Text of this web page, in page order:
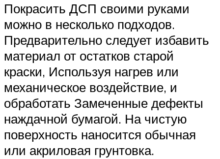
Покрасить ДСП своими руками
можно в несколько подходов.
Предварительно следует избавить
материал от остатков старой
краски, Используя нагрев или
механическое воздействие, и
обработать Замеченные дефекты
наждачной бумагой. На чистую
поверхность наносится обычная
или акриловая грунтовка.